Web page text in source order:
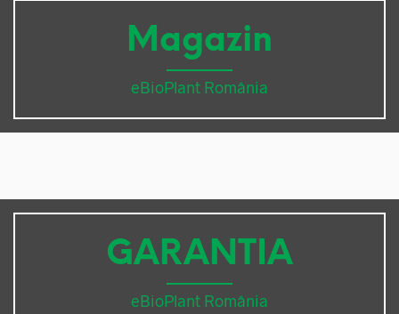
Magazin
eBioPlant România
GARANTIA
eBioPlant România